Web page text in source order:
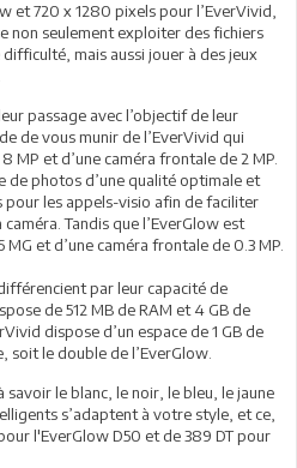
et 720 x 1280 pixels pour l’EverVivid,
non seulement exploiter des fichiers
mais aussi jouer à des jeux
passage avec l’objectif de leur
de vous munir de l’EverVivid qui
MP et d’une caméra frontale de 2 MP.
de photos d’une qualité optimale et
pour les appels-visio afin de faciliter
Tandis que l’EverGlow est
et d’une caméra frontale de 0.3 MP.
par leur capacité de
de 512 MB de RAM et 4 GB de
dispose d’un espace de 1 GB de
soit le double de l’EverGlow.
savoir le blanc, le noir, le bleu, le jaune
s’adaptent à votre style, et ce,
l'EverGlow D50 et de 389 DT pour